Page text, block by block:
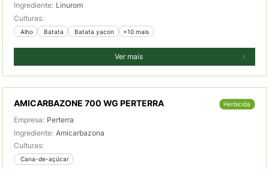
Ingrediente: Linurom
Culturas:
Alho Batata Batata yacon +10 mais
Ver mais
AMICARBAZONE 700 WG PERTERRA Herbicida
Empresa: Perterra
Ingrediente: Amicarbazona
Culturas:
Cana-de-açúcar